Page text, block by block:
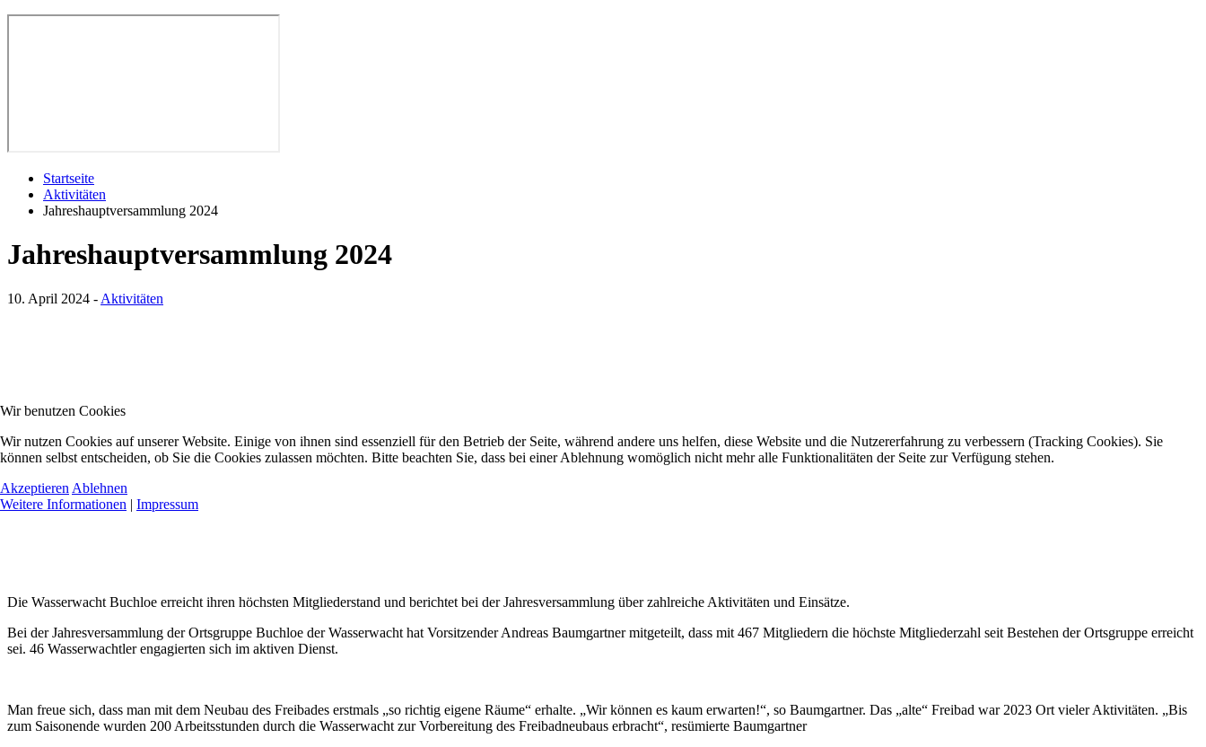
Startseite
Aktivitäten
Jahreshauptversammlung 2024
Jahreshauptversammlung 2024
10. April 2024 - Aktivitäten
Die Wasserwacht Buchloe erreicht ihren höchsten Mitgliederstand und berichtet bei der Jahresversammlung über zahlreiche Aktivitäten und Einsätze.
Bei der Jahresversammlung der Ortsgruppe Buchloe der Wasserwacht hat Vorsitzender Andreas Baumgartner mitgeteilt, dass mit 467 Mitgliedern die höchste Mitgliederzahl seit Bestehen der Ortsgruppe erreicht
sei. 46 Wasserwachtler engagierten sich im aktiven Dienst.
Man freue sich, dass man mit dem Neubau des Freibades erstmals „so richtig eigene Räume“ erhalte. „Wir können es kaum erwarten!“, so Baumgartner. Das „alte“ Freibad war 2023 Ort vieler Aktivitäten. „Bis
zum Saisonende wurden 200 Arbeitsstunden durch die Wasserwacht zur Vorbereitung des Freibadneubaus erbracht“, resümierte Baumgartner
Wir benutzen Cookies
Wir nutzen Cookies auf unserer Website. Einige von ihnen sind essenziell für den Betrieb der Seite, während andere uns helfen, diese Website und die Nutzererfahrung zu verbessern (Tracking Cookies). Sie
können selbst entscheiden, ob Sie die Cookies zulassen möchten. Bitte beachten Sie, dass bei einer Ablehnung womöglich nicht mehr alle Funktionalitäten der Seite zur Verfügung stehen.
Akzeptieren Ablehnen
Weitere Informationen | Impressum